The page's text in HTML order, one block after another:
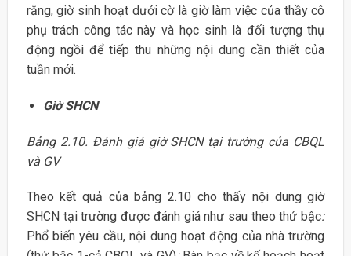
rằng, giờ sinh hoạt dưới cờ là giờ làm việc của thầy cô
phụ trách công tác này và học sinh là đối tượng thụ
động ngồi để tiếp thu những nội dung cần thiết của
tuần mới.
Giờ SHCN
Bảng 2.10. Đánh giá giờ SHCN tại trường của CBQL
và GV
Theo kết quả của bảng 2.10 cho thấy nội dung giờ
SHCN tại trường được đánh giá như sau theo thứ bậc:
Phổ biến yêu cầu, nội dung hoạt động của nhà trường